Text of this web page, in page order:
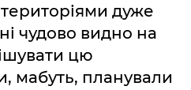
дуже
чудово видно на
цю
мабуть, планували